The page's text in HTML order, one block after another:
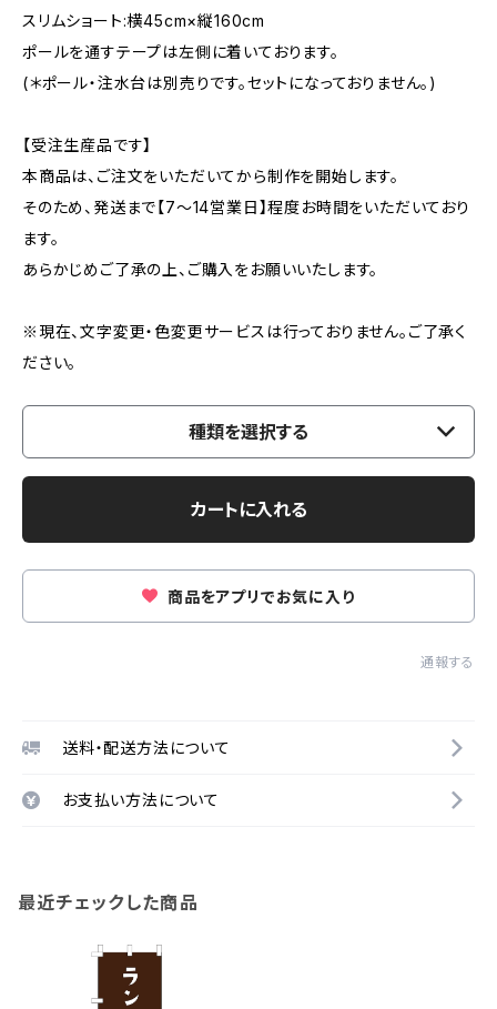
スリムショート:横45cm×縦160cm
ポールを通すテープは左側に着いております。
(＊ポール・注水台は別売りです。セットになっておりません。)
【受注生産品です】
本商品は、ご注文をいただいてから制作を開始します。
そのため、発送まで【7〜14営業日】程度お時間をいただいており
ます。
あらかじめご了承の上、ご購入をお願いいたします。
※現在、文字変更・色変更サービスは行っておりません。ご了承く
ださい。
種類を選択する
カートに入れる
商品をアプリでお気に入り
通報する
送料・配送方法について
お支払い方法について
最近チェックした商品